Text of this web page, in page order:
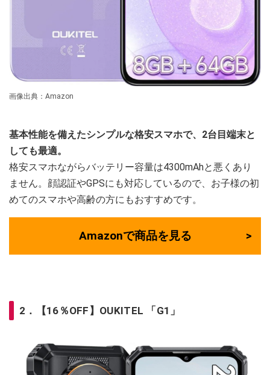
画像出典：Amazon
基本性能を備えたシンプルな格安スマホで、2台目端末と
しても最適。
格安スマホながらバッテリー容量は4300mAhと悪くあり
ません。顔認証やGPSにも対応しているので、お子様の初
めてのスマホや高齢の方にもおすすめです。
Amazonで商品を見る
2．【16％OFF】OUKITEL 「G1」